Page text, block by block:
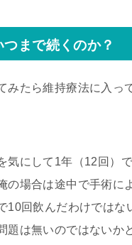
まで続くのか？
みたら維持療法に入っ
気にして1年（12回）
の場合は途中で手術に
10回飲んだわけではな
題は無いのではないか